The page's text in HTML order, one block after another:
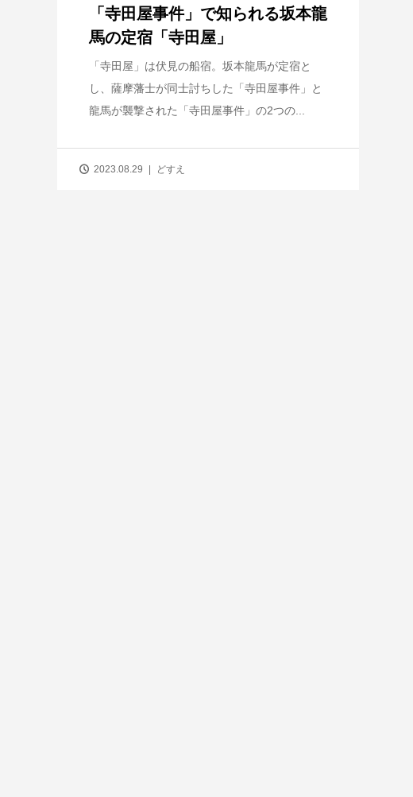
「寺田屋事件」で知られる坂本龍
馬の定宿「寺田屋」
「寺田屋」は伏見の船宿。坂本龍馬が定宿と
し、薩摩藩士が同士討ちした「寺田屋事件」と
龍馬が襲撃された「寺田屋事件」の2つの...
2023.08.29 どすえ